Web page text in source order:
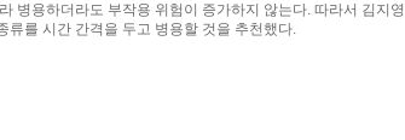
병용하더라도 부작용 위험이 증가하지 않는다. 따라서 김지영
류를 시간 간격을 두고 병용할 것을 추천했다.